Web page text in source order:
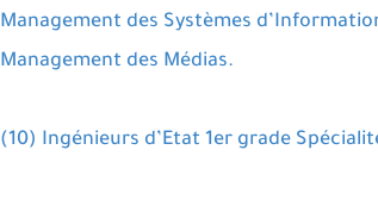
Management des Systèmes
Management des Médias.
(10) Ingénieurs d’Etat 1er grade